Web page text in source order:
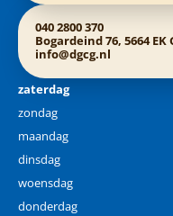
040 2800 370
Bogardeind 76, 5664 EK
info@dgcg.nl
zaterdag
zondag
maandag
dinsdag
woensdag
donderdag